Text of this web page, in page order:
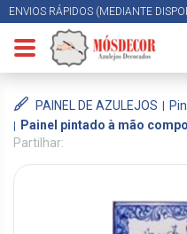
ENVIOS RÁPIDOS (MEDIANTE
PAINEL DE AZULEJOS
Painel pintado à mão
Partilhar: